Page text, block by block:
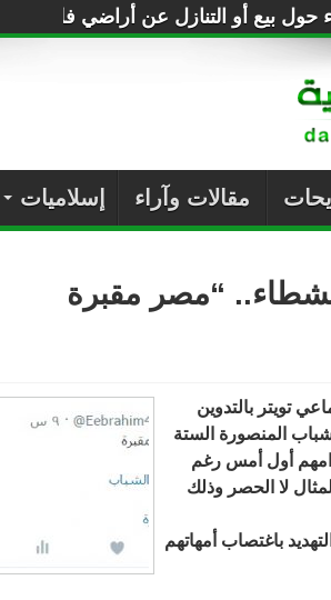
حول بيع أو التنازل عن أراضي فلسطين
مقالات وآراء إسلاميات
ونشطاء.. “مصر مقبرة
تويتر بالتدوين
المنصورة الستة
أول أمس رغم
لا الحصر وذلك
باغتصاب أمهاتهم